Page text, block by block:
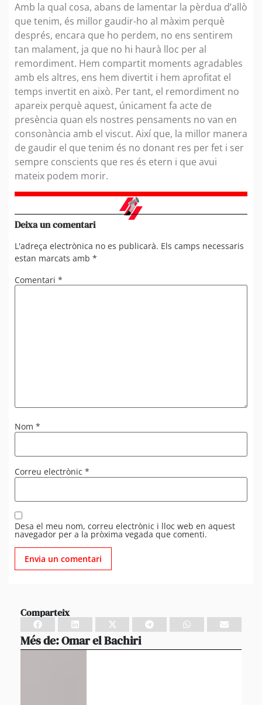
Amb la qual cosa, abans de lamentar la pèrdua d’allò
que tenim, és millor gaudir-ho al màxim perquè
després, encara que ho perdem, no ens sentirem
tan malament, ja que no hi haurà lloc per al
remordiment. Hem compartit moments agradables
amb els altres, ens hem divertit i hem aprofitat el
temps invertit en això. Per tant, el remordiment no
apareix perquè aquest, únicament fa acte de
presència quan els nostres pensaments no van en
consonància amb el viscut. Així que, la millor manera
de gaudir el que tenim és no donant res per fet i ser
sempre conscients que res és etern i que avui
mateix podem morir.
Deixa un comentari
L'adreça electrònica no es publicarà. Els camps necessaris
estan marcats amb *
Comentari *
Nom *
Correu electrònic *
Desa el meu nom, correu electrònic i lloc web en aquest
navegador per a la pròxima vegada que comenti.
Comparteix
Més de:Omar el Bachiri